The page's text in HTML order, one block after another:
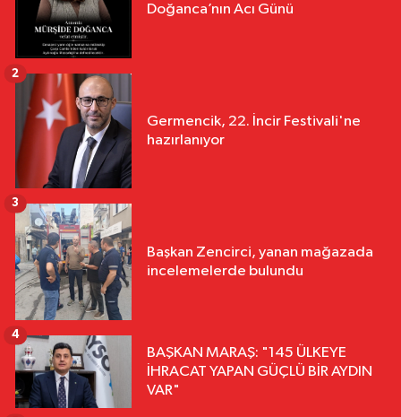
Doğanca’nın Acı Günü
Germencik, 22. İncir Festivali'ne
hazırlanıyor
2
Başkan Zencirci, yanan mağazada
incelemelerde bulundu
3
BAŞKAN MARAŞ: "145 ÜLKEYE
İHRACAT YAPAN GÜÇLÜ BİR AYDIN
VAR"
4